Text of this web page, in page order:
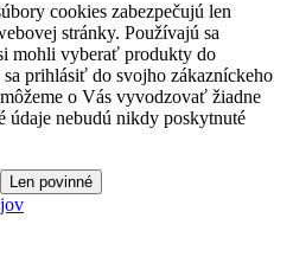
cookies zabezpečujú len
stránky. Používajú sa
mohli vyberať produkty do
prihlásiť do svojho zákazníckeho
o Vás vyvodzovať žiadne
údaje nebudú nikdy poskytnuté
Len povinné